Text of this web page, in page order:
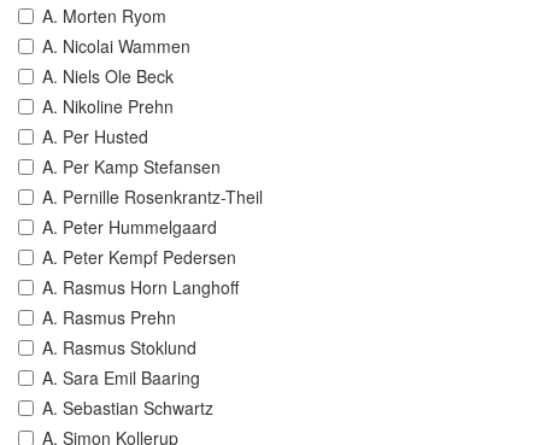
A. Morten Ryom
A. Nicolai Wammen
A. Niels Ole Beck
A. Nikoline Prehn
A. Per Husted
A. Per Kamp Stefansen
A. Pernille Rosenkrantz-Theil
A. Peter Hummelgaard
A. Peter Kempf Pedersen
A. Rasmus Horn Langhoff
A. Rasmus Prehn
A. Rasmus Stoklund
A. Sara Emil Baaring
A. Sebastian Schwartz
A. Simon Kollerup